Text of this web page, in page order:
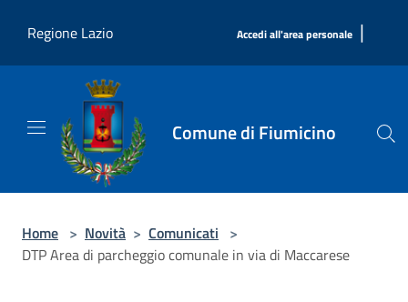
Regione Lazio
Accedi all'area personale |
Comune di Fiumicino
Home > Novità > Comunicati >
DTP Area di parcheggio comunale in via di Maccarese